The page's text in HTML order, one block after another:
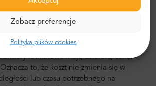
Zobacz preferencje
Polityka plików cookies
transportu lotniskowego Mr. Shuttle
lotniskowej. Nasze ceny są stałe,
kredytową lub PayPal. Pamiętaj, że
lotniskowe mają ustaloną cenę.
to, że koszt nie zmienia się w
lub czasu potrzebnego na